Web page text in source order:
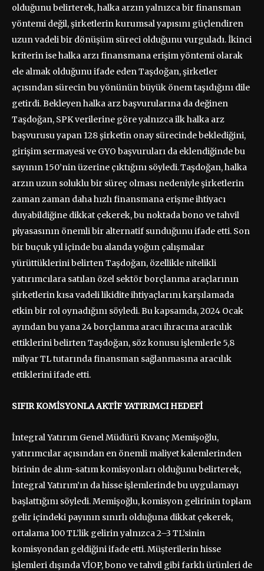
olduğunu belirterek, halka arzın yalnızca bir finansman
yöntemi değil, şirketlerin kurumsal yapısını güçlendiren
uzun vadeli bir dönüşüm süreci olduğunu vurguladı. İkinci
kriterin ise halka arzı finansmana erişim yöntemi olarak
ele almak olduğunu ifade eden Taşdoğan, şirketler
açısından sürecin bu yönünün büyük önem taşıdığını dile
getirdi. Bekleyen halka arz başvurularına da değinen
Taşdoğan, SPK verilerine göre yalnızca ilk halka arz
başvurusu yapan 128 şirketin onay sürecinde beklediğini,
girişim sermayesi ve GYO başvuruları da eklendiğinde bu
sayının 150’nin üzerine çıktığını söyledi.Taşdoğan, halka
arzın uzun soluklu bir süreç olması nedeniyle şirketlerin
zaman zaman daha hızlı finansmana erişme ihtiyacı
duyabildiğine dikkat çekerek, bu noktada bono ve tahvil
piyasasının önemli bir alternatif sunduğunu ifade etti. Son
bir buçuk yıl içinde bu alanda yoğun çalışmalar
yürüttüklerini belirten Taşdoğan, özellikle nitelikli
yatırımcılara satılan özel sektör borçlanma araçlarının
şirketlerin kısa vadeli likidite ihtiyaçlarını karşılamada
etkin bir rol oynadığını söyledi. Bu kapsamda, 2024 Ocak
ayından bu yana 24 borçlanma aracı ihracına aracılık
ettiklerini belirten Taşdoğan, söz konusu işlemlerle 5,8
milyar TL tutarında finansman sağlanmasına aracılık
ettiklerini ifade etti.
SIFIR KOMİSYONLA AKTİF YATIRIMCI HEDEFİ
İntegral Yatırım Genel Müdürü Kıvanç Memişoğlu,
yatırımcılar açısından en önemli maliyet kalemlerinden
birinin de alım-satım komisyonları olduğunu belirterek,
İntegral Yatırım’ın da hisse işlemlerinde bu uygulamayı
başlattığını söyledi. Memişoğlu, komisyon gelirinin toplam
gelir içindeki payının sınırlı olduğuna dikkat çekerek,
ortalama 100 TL’lik gelirin yalnızca 2–3 TL’sinin
komisyondan geldiğini ifade etti. Müşterilerin hisse
işlemleri dışında VİOP, bono ve tahvil gibi farklı ürünleri de